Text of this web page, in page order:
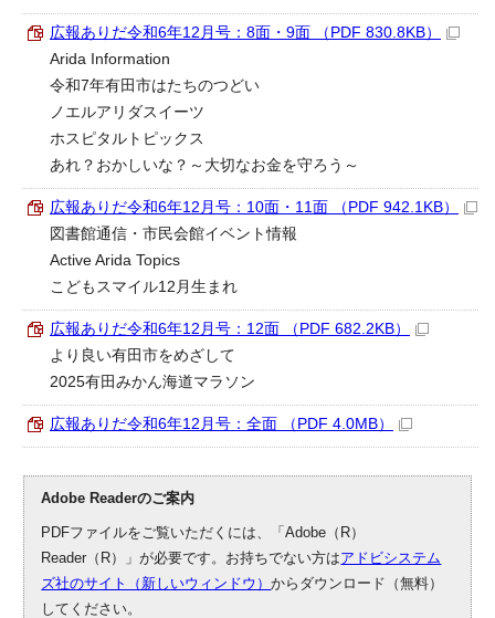
広報ありだ令和6年12月号：8面・9面 （PDF 830.8KB）
Arida Information
令和7年有田市はたちのつどい
ノエルアリダスイーツ
ホスピタルトピックス
あれ？おかしいな？～大切なお金を守ろう～
広報ありだ令和6年12月号：10面・11面 （PDF 942.1KB）
図書館通信・市民会館イベント情報
Active Arida Topics
こどもスマイル12月生まれ
広報ありだ令和6年12月号：12面 （PDF 682.2KB）
より良い有田市をめざして
2025有田みかん海道マラソン
広報ありだ令和6年12月号：全面 （PDF 4.0MB）
Adobe Readerのご案内
PDFファイルをご覧いただくには、「Adobe（R）
Reader（R）」が必要です。お持ちでない方はアドビシステム
ズ社のサイト（新しいウィンドウ）からダウンロード（無料）
してください。